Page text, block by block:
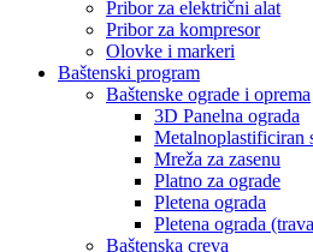
Pribor za električni alat
Pribor za kompresor
Olovke i markeri
Baštenski program
Baštenske ograde i oprema
3D Panelna ograda
Metalnoplastificiran
Mreža za zasenu
Platno za ograde
Pletena ograda
Pletena ograda
Baštenska creva